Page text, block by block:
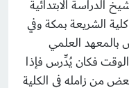
الدراسة الابتدائية
الشريعة بمكة وفي
بالمعهد العلمي
فكان يُدِّرس فإذا
من زامله في الكلية